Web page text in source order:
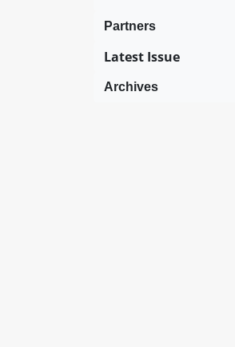
Partners
Latest Issue
Archives